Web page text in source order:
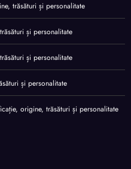
trăsături și personalitate
și personalitate
și personalitate
și personalitate
origine, trăsături și personalitate